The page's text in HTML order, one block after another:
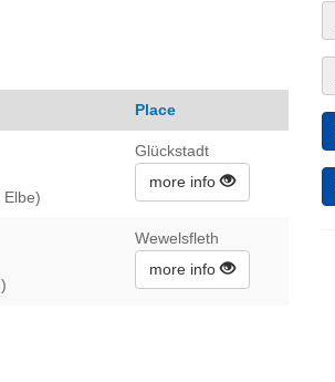
Place
Elbe)
Glückstadt
more info
Wewelsfleth
more info